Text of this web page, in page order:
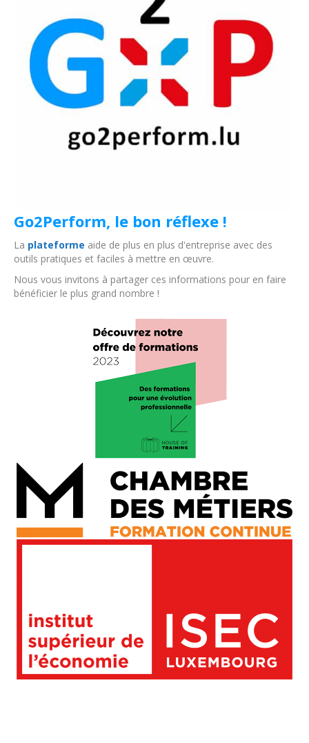
Go2Perform, le bon réflexe !
La plateforme aide de plus en plus d'entreprise avec des
outils pratiques et faciles à mettre en œuvre.
Nous vous invitons à partager ces informations pour en faire
bénéficier le plus grand nombre !